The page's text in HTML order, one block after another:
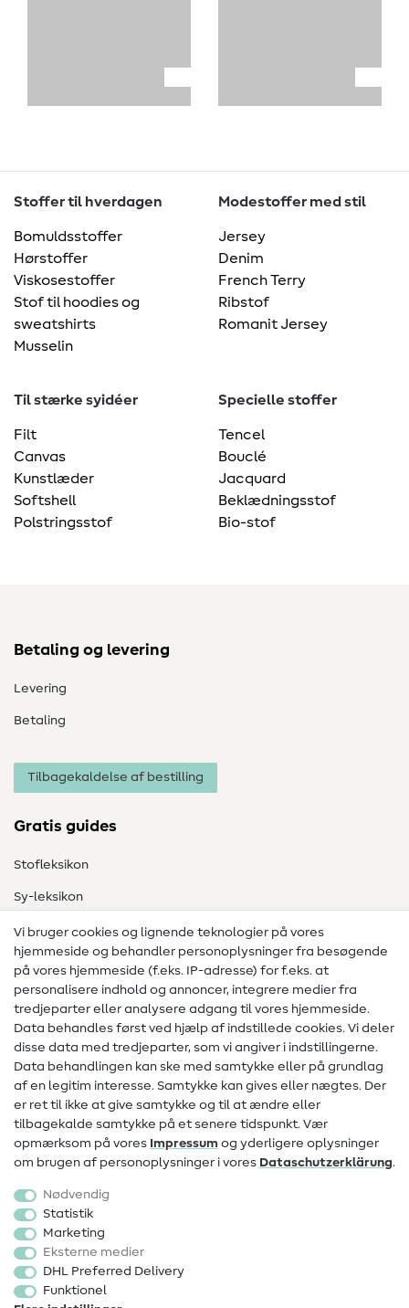
Stoffer til hverdagen
Bomuldsstoffer
Hørstoffer
Viskosestoffer
Stof til hoodies og
sweatshirts
Musselin
Modestoffer med stil
Jersey
Denim
French Terry
Ribstof
Romanit Jersey
Til stærke syidéer
Filt
Canvas
Kunstlæder
Softshell
Polstringsstof
Specielle stoffer
Tencel
Bouclé
Jacquard
Beklædningsstof
Bio-stof
Betaling og levering
Levering
Betaling
Tilbagekaldelse af bestilling
Gratis guides
Stofleksikon
Sy-leksikon
Syvejledninger
Hjælp & kontakt
Kontakt
Information om ændring af operatør
FAQ
Fortrydelsesret
Populært
Sytilbehør
Udsalg
Vi bruger cookies og lignende teknologier på vores
hjemmeside og behandler personoplysninger fra besøgende
på vores hjemmeside (f.eks. IP-adresse) for f.eks. at
personalisere indhold og annoncer, integrere medier fra
tredjeparter eller analysere adgang til vores hjemmeside.
Data behandles først ved hjælp af indstillede cookies. Vi deler
disse data med tredjeparter, som vi angiver i indstillingerne.
Data behandlingen kan ske med samtykke eller på grundlag
af en legitim interesse. Samtykke kan gives eller nægtes. Der
er ret til ikke at give samtykke og til at ændre eller
tilbagekalde samtykke på et senere tidspunkt. Vær
opmærksom på vores Impressum og yderligere oplysninger
om brugen af personoplysninger i vores Data­schutz­erklärung.
Nødvendig
Statistik
Marketing
Eksterne medier
DHL Preferred Delivery
Funktionel